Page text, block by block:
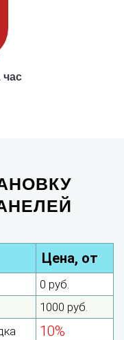
Цена, от
0 руб.
1000 руб.
10%